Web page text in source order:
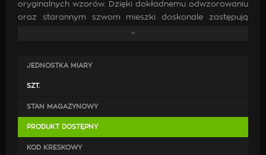
oryginalnych wzorów. Dzięki dokładnemu odwzorowaniu
oraz starannym szwom mieszki doskonale zastępują
oryginalne. Wykonanie ich z wysokiej jakości skóry oraz
się do poprawy estetyki wewnątrz samochodu.
JEDNOSTKA MIARY
SZT.
STAN MAGAZYNOWY
PRODUKT DOSTĘPNY
KOD KRESKOWY